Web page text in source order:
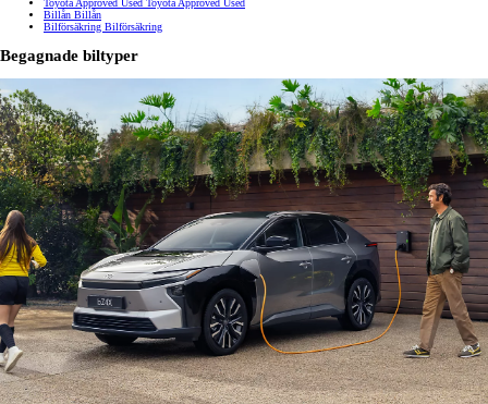
Toyota Approved Used Toyota Approved Used
Billån Billån
Bilförsäkring Bilförsäkring
Begagnade biltyper